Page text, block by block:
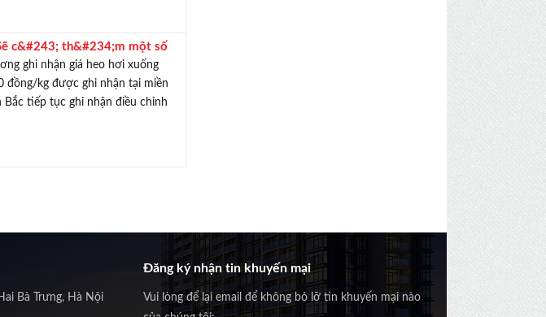
c&#243; th&#234;m một số
ghi nhận giá heo hơi xuống
đồng/kg được ghi nhận tại miền
tiếp tục ghi nhận điều chỉnh
Bà Trưng, Hà Nội
Đăng ký nhận tin khuyến mại
Vui lòng để lại email để không bỏ lỡ tin khuyến mại nào